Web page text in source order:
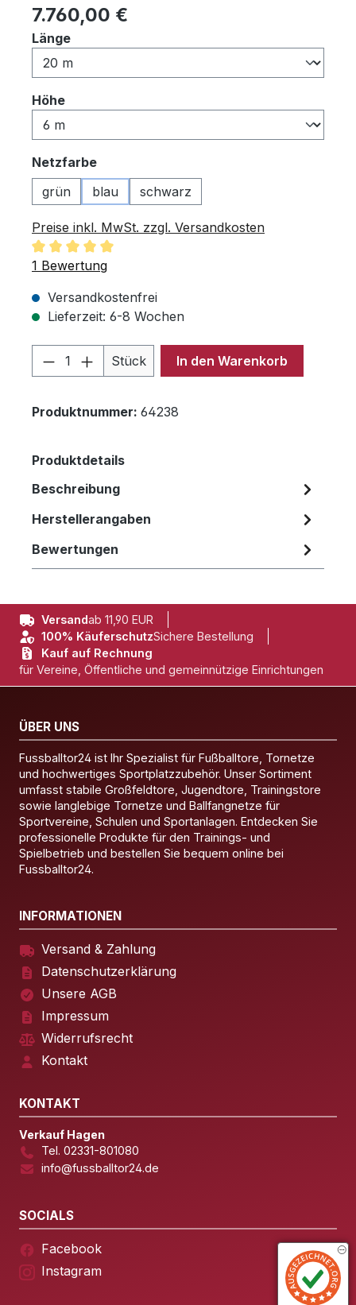
Regulärer Preis:
7.760,00 €
Längeauswählen
Höheauswählen
Netzfarbeauswählen
grün
blau schwarz
Preise inkl. MwSt. zzgl. Versandkosten
Durchschnittliche Bewertung von 5 von 5 Sternen
1 Bewertung
Versandkostenfrei
Lieferzeit: 6-8 Wochen
Produkt Anzahl: Gib den
Stück In den Warenkorb
Produktnummer: 64238
Produktdetails
Beschreibung
Herstellerangaben
Bewertungen
Versandab 11,90 EUR
100% KäuferschutzSichere Bestellung
Kauf auf Rechnung
für Vereine, Öffentliche und gemeinnützige Einrichtungen
ÜBER UNS
Fussballtor24 ist Ihr Spezialist für Fußballtore, Tornetze
und hochwertiges Sportplatzzubehör. Unser Sortiment
umfasst stabile Großfeldtore, Jugendtore, Trainingstore
sowie langlebige Tornetze und Ballfangnetze für
Sportvereine, Schulen und Sportanlagen. Entdecken Sie
professionelle Produkte für den Trainings- und
Spielbetrieb und bestellen Sie bequem online bei
Fussballtor24.
INFORMATIONEN
Versand & Zahlung
Datenschutzerklärung
Unsere AGB
Impressum
Widerrufsrecht
Kontakt
KONTAKT
Verkauf Hagen
Tel. 02331-801080
info@fussballtor24.de
SOCIALS
Facebook
Instagram